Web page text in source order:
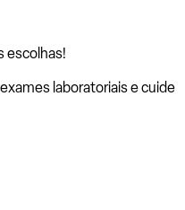
escolhas!
laboratoriais e cuide